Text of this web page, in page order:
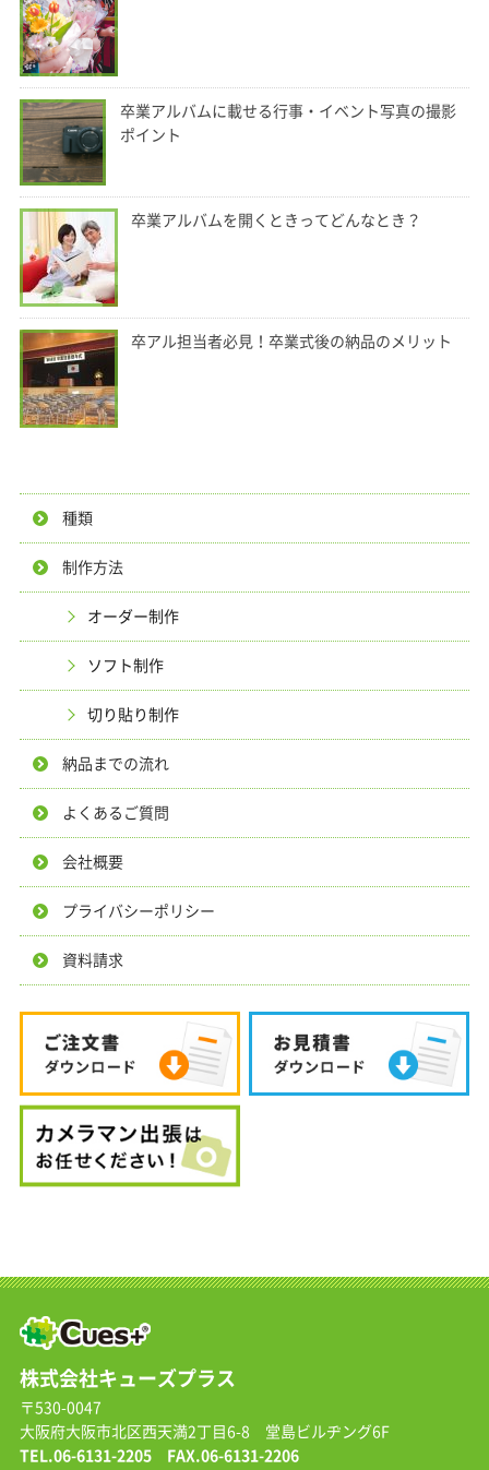
卒業アルバムに載せる行事・イベント写真の撮影
ポイント
卒業アルバムを開くときってどんなとき？
卒アル担当者必見！卒業式後の納品のメリット
種類
制作方法
オーダー制作
ソフト制作
切り貼り制作
納品までの流れ
よくあるご質問
会社概要
プライバシーポリシー
資料請求
株式会社キューズプラス
〒530-0047
大阪府大阪市北区西天満2丁目6-8 堂島ビルヂング6F
TEL.06-6131-2205FAX.06-6131-2206